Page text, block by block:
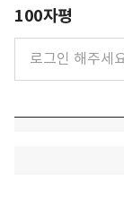
100자평